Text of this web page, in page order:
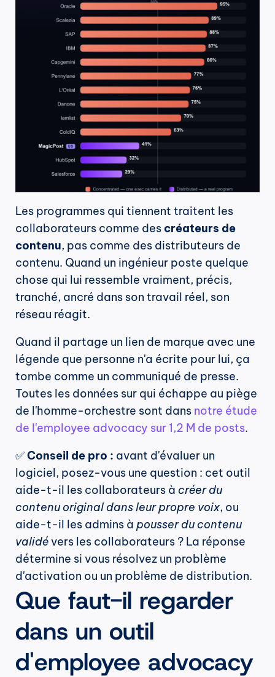
Les programmes qui tiennent traitent les
collaborateurs comme des créateurs de
contenu, pas comme des distributeurs de
contenu. Quand un ingénieur poste quelque
chose qui lui ressemble vraiment, précis,
tranché, ancré dans son travail réel, son
réseau réagit.
Quand il partage un lien de marque avec une
légende que personne n'a écrite pour lui, ça
tombe comme un communiqué de presse.
Toutes les données sur qui échappe au piège
de l'homme-orchestre sont dans notre étude
de l'employee advocacy sur 1,2 M de posts.
✅ Conseil de pro : avant d'évaluer un
logiciel, posez-vous une question : cet outil
aide-t-il les collaborateurs à créer du
contenu original dans leur propre voix, ou
aide-t-il les admins à pousser du contenu
validé vers les collaborateurs ? La réponse
détermine si vous résolvez un problème
d'activation ou un problème de distribution.
Que faut-il regarder
dans un outil
d'employee advocacy